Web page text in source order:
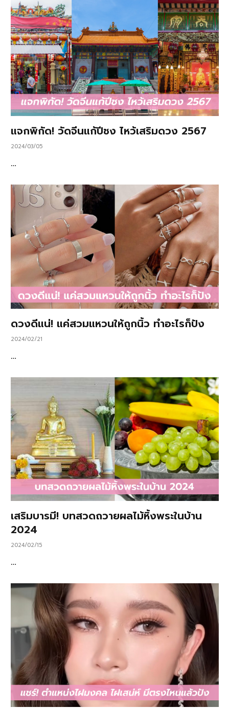
แจกพิกัด! วัดจีนแก้ปีชง ไหว้เสริมดวง 2567
2024/03/05
…
ดวงดีแน่! แค่สวมแหวนให้ถูกนิ้ว ทำอะไรก็ปัง
2024/02/21
…
เสริมบารมี! บทสวดถวายผลไม้หิ้งพระในบ้าน
2024
2024/02/15
…